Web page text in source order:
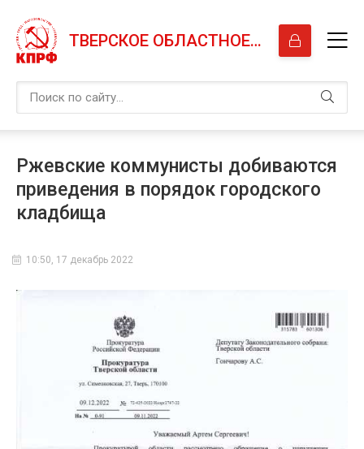
ТВЕРСКОЕ ОБЛАСТНОЕ ОТДЕЛЕНИЕ КПРФ
Ржевские коммунисты добиваются
приведения в порядок городского
кладбища
10:50, 17 декабрь 2022